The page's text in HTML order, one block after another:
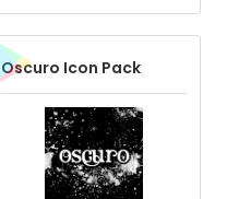
Oscuro Icon Pack